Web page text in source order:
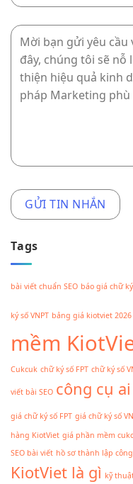
Bản
Tags
bài viết chuẩn SEO báo giá chữ ký
ký số VNPT bảng giá kiotviet 2026
mềm
Cukcuk chữ ký số FPT chữ ký số
viết bài SEO công cụ
giá chữ ký số FPT giá chữ ký số
hàng KiotViet giá phần mềm
SEO bài viết hồ sơ thành lập
KiotViet là gì kỹ